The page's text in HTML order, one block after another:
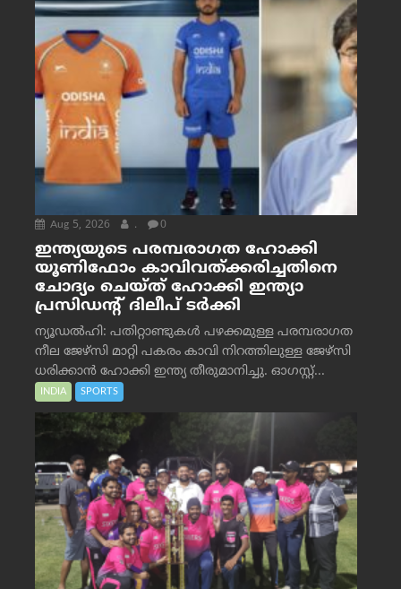
Aug 5, 2026 . 0
ഇന്ത്യയുടെ പരമ്പരാഗത ഹോക്കി
യൂണിഫോം കാവിവത്ക്കരിച്ചതിനെ
ചോദ്യം ചെയ്ത് ഹോക്കി ഇന്ത്യാ
പ്രസിഡന്റ് ദിലീപ് ടര്‍ക്കി
ന്യൂഡൽഹി: പതിറ്റാണ്ടുകൾ പഴക്കമുള്ള പരമ്പരാഗത
നീല ജേഴ്‌സി മാറ്റി പകരം കാവി നിറത്തിലുള്ള ജേഴ്‌സി
ധരിക്കാൻ ഹോക്കി ഇന്ത്യ തീരുമാനിച്ചു. ഓഗസ്റ്റ്...
INDIA SPORTS